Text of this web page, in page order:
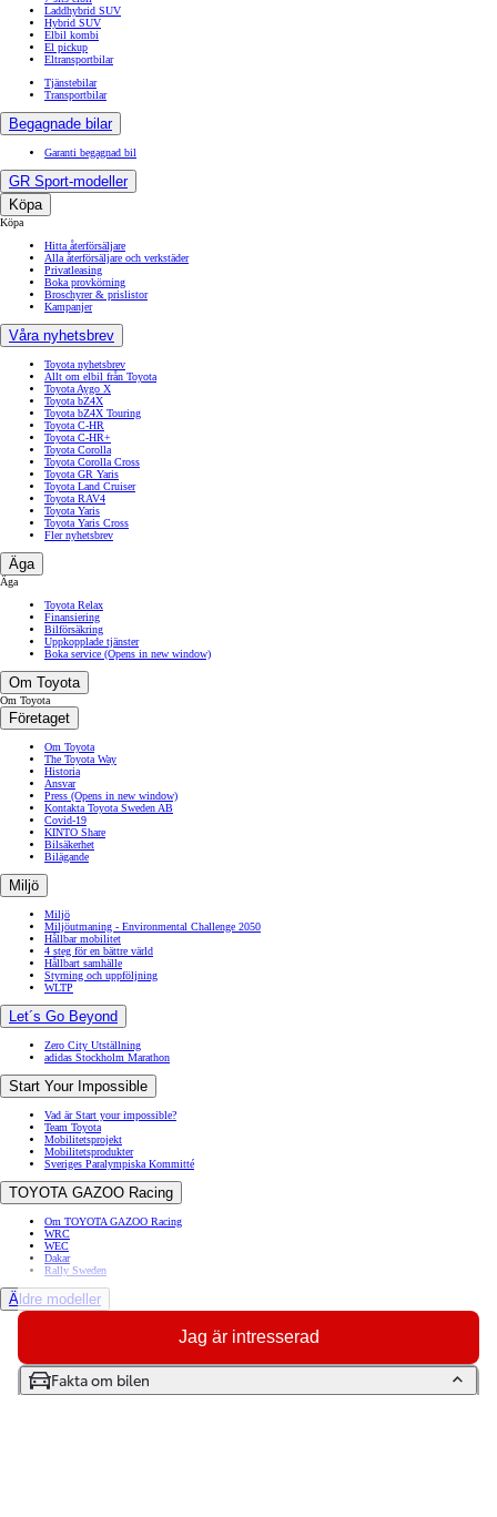
Jag är intresserad
Fakta om bilen
Laddhybrid SUV
Hybrid SUV
Elbil kombi
El pickup
Eltransportbilar
Tjänstebilar
Transportbilar
Begagnade bilar
Garanti begagnad bil
GR Sport-modeller
Köpa
Köpa
Hitta återförsäljare
Alla återförsäljare och verkstäder
Privatleasing
Boka provkörning
Broschyrer & prislistor
Kampanjer
Våra nyhetsbrev
Toyota nyhetsbrev
Allt om elbil från Toyota
Toyota Aygo X
Toyota bZ4X
Toyota bZ4X Touring
Toyota C-HR
Toyota C-HR+
Toyota Corolla
Toyota Corolla Cross
Toyota GR Yaris
Toyota Land Cruiser
Toyota RAV4
Toyota Yaris
Toyota Yaris Cross
Fler nyhetsbrev
Äga
Äga
Toyota Relax
Finansiering
Bilförsäkring
Uppkopplade tjänster
Boka service (Opens in new window)
Om Toyota
Om Toyota
Företaget
Om Toyota
The Toyota Way
Historia
Ansvar
Press (Opens in new window)
Kontakta Toyota Sweden AB
Covid-19
KINTO Share
Bilsäkerhet
Bilägande
Miljö
Miljö
Miljöutmaning - Environmental Challenge 2050
Hållbar mobilitet
4 steg för en bättre värld
Hållbart samhälle
Styrning och uppföljning
WLTP
Let´s Go Beyond
Zero City Utställning
adidas Stockholm Marathon
Start Your Impossible
Vad är Start your impossible?
Team Toyota
Mobilitetsprojekt
Mobilitetsprodukter
Sveriges Paralympiska Kommitté
TOYOTA GAZOO Racing
Om TOYOTA GAZOO Racing
WRC
WEC
Dakar
Rally Sweden
Äldre modeller
Toyota GT86
Toyota Avensis
Toyota Celica